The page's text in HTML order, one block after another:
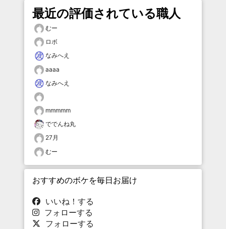
最近の評価されている職人
むー
ロボ
なみへえ
aaaa
なみへえ
mmmmm
ででんね丸
27月
むー
おすすめのボケを毎日お届け
いいね！する
フォローする
フォローする